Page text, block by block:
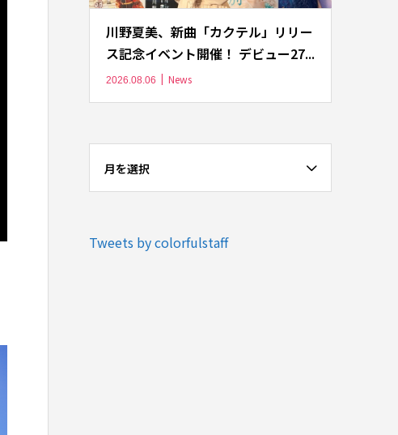
川野夏美、新曲「カクテル」リリー
ス記念イベント開催！ デビュー27...
2026.08.06 News
月を選択
Tweets by colorfulstaff